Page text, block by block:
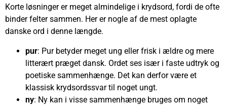
Korte løsninger er meget almindelige i krydsord, fordi de ofte
binder felter sammen. Her er nogle af de mest oplagte
danske ord i denne længde.
pur: Pur betyder meget ung eller frisk i ældre og mere
litterært præget dansk. Ordet ses især i faste udtryk og
poetiske sammenhænge. Det kan derfor være et
klassisk krydsordssvar til noget ungt.
ny: Ny kan i visse sammenhænge bruges om noget